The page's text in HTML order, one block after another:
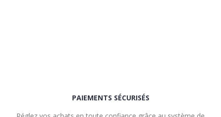
PAIEMENTS SÉCURISÉS